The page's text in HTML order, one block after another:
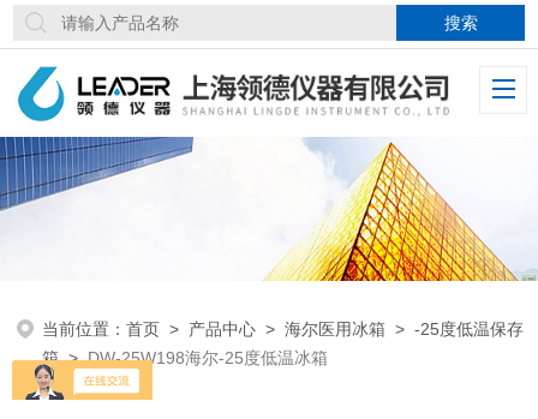
当前位置：首页 > 产品中心 >海尔医用冰箱 >-25度低温保存
箱>DW-25W198海尔-25度低温冰箱